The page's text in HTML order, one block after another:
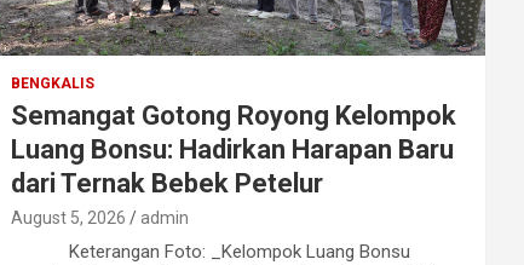
BENGKALIS
Semangat Gotong Royong Kelompok
Luang Bonsu: Hadirkan Harapan Baru
dari Ternak Bebek Petelur
August 5, 2026 admin
Keterangan Foto: _Kelompok Luang Bonsu